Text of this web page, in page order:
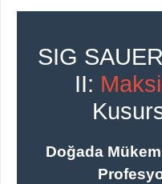
SIG
II:
Doğada